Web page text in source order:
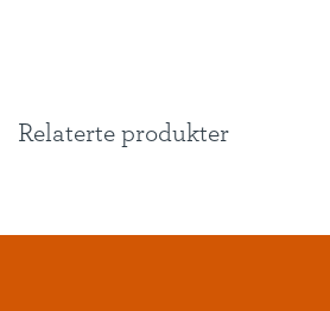
Relaterte produkter